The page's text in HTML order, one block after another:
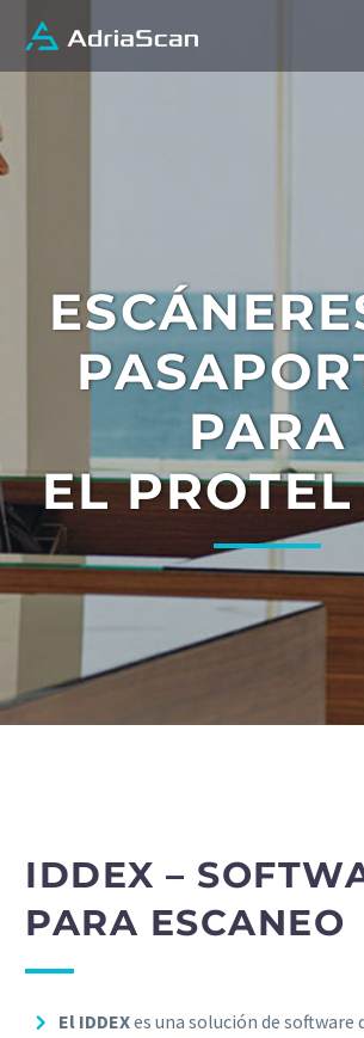
PARA
EL
IDDEX –
PARA ESCANEO
El IDDEXes una solución de software